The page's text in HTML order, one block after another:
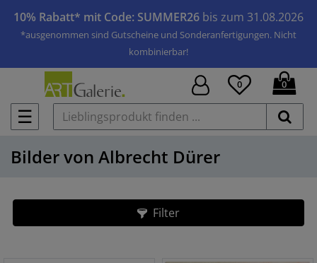
10% Rabatt* mit Code: SUMMER26 bis zum 31.08.2026
*ausgenommen sind Gutscheine und Sonderanfertigungen. Nicht
kombinierbar!
☰
0 0
Bilder von Albrecht Dürer
Filter